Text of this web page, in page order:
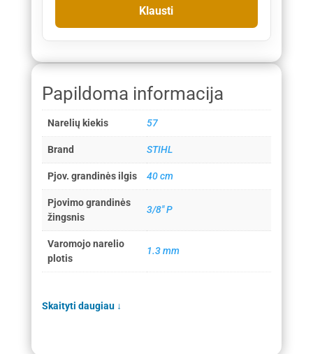
Papildoma informacija
Narelių kiekis 57
Brand STIHL
Pjov. grandinės ilgis 40 cm
Pjovimo grandinės
žingsnis
3/8" P
Varomojo narelio
plotis
1.3 mm
Skaityti daugiau ↓